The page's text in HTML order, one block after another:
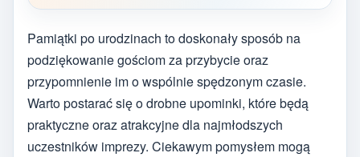
Pamiątki po urodzinach to doskonały sposób na
podziękowanie gościom za przybycie oraz
przypomnienie im o wspólnie spędzonym czasie.
Warto postarać się o drobne upominki, które będą
praktyczne oraz atrakcyjne dla najmłodszych
uczestników imprezy. Ciekawym pomysłem mogą